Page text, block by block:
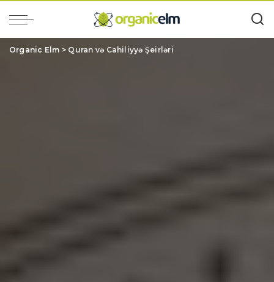
Organic Elm > Quran və Cahiliyyə Şeirləri